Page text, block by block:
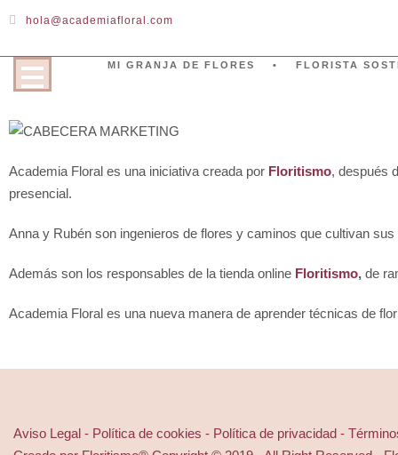
hola@academiafloral.com
MI GRANJA DE FLORES FLORISTA
Academia Floral es una iniciativa creada por Floritismo, después
presencial.
Anna y Rubén son ingenieros de flores y caminos que cultivan
Además son los responsables de la tienda online Floritismo, de
Academia Floral es una nueva manera de aprender técnicas de
Aviso Legal - Política de cookies - Política de privacidad -